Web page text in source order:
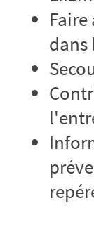
dans